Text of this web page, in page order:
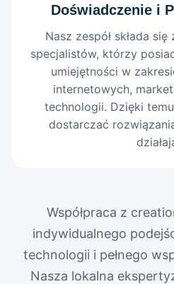
Doświadczenie i
Nasz zespół składa
specjalistów, którzy
umiejętności w
internetowych,
technologii. Dzięki
dostarczać
Współpraca z
indywidualnego
technologii i pełnego
Nasza lokalna